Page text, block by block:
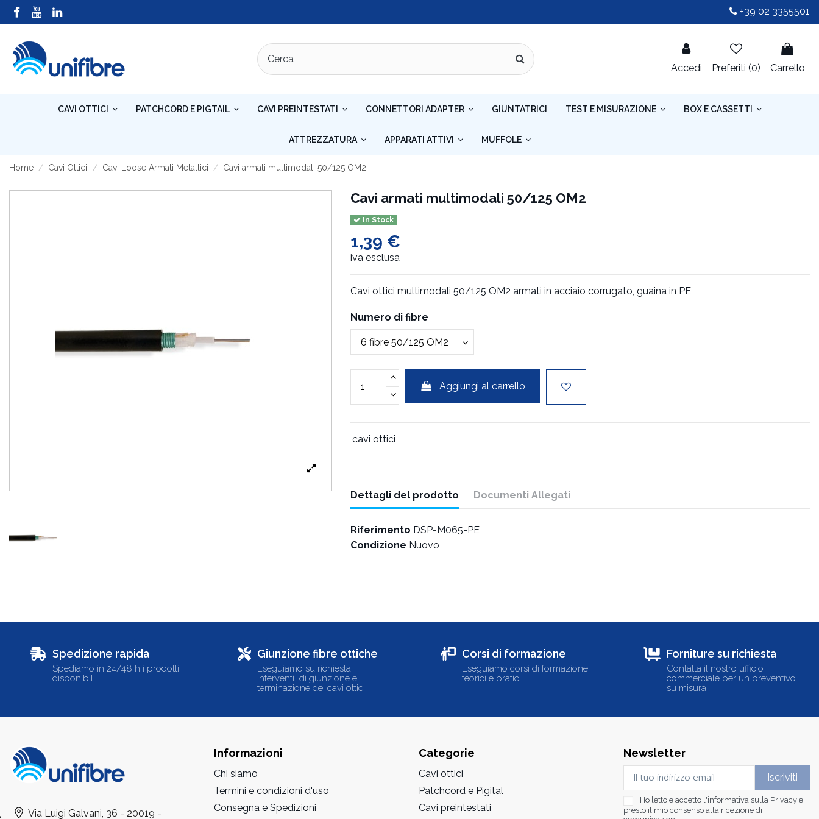
+39 02 3355501
Accedi Preferiti (0) Carrello
CAVI OTTICI PATCHCORD E PIGTAIL CAVI PREINTESTATI CONNETTORI ADAPTER GIUNTATRICI TEST E MISURAZIONE BOX E CASSETTI
ATTREZZATURA APPARATI ATTIVI MUFFOLE
Home Cavi Ottici Cavi Loose Armati Metallici Cavi armati multimodali 50/125 OM2
Cavi armati multimodali 50/125 OM2
In Stock
1,39 €
iva esclusa
Cavi ottici multimodali 50/125 OM2 armati in acciaio corrugato, guaina in PE
Numero di fibre
Aggiungi al carrello
cavi ottici
Dettagli del prodotto Documenti Allegati
Riferimento DSP-M065-PE
Condizione Nuovo
Spedizione rapida
Spediamo in 24/48 h i prodotti
disponibili
Giunzione fibre ottiche
Eseguiamo su richiesta
interventi di giunzione e
terminazione dei cavi ottici
Corsi di formazione
Eseguiamo corsi di formazione
teorici e pratici
Forniture su richiesta
Contatta il nostro ufficio
commerciale per un preventivo
su misura
Via Luigi Galvani, 36 - 20019 -
Informazioni
Chi siamo
Termini e condizioni d'uso
Consegna e Spedizioni
Categorie
Cavi ottici
Patchcord e Pigital
Cavi preintestati
Newsletter
Ho letto e accetto l'informativa sulla Privacy e
presto il mio consenso alla ricezione di